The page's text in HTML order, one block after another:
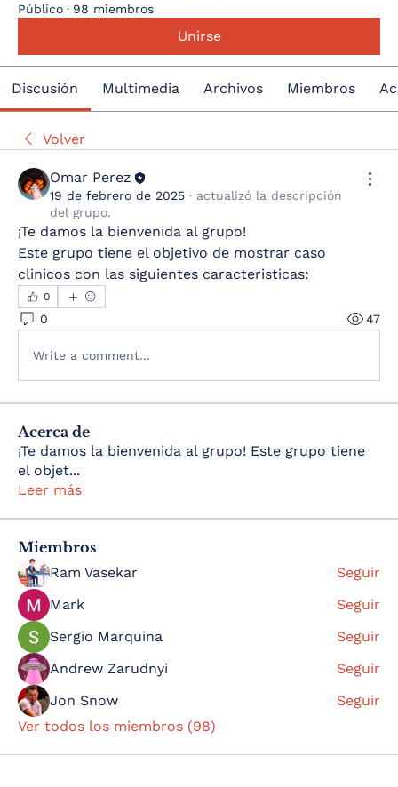
Público · 98 miembros
Unirse
Discusión Multimedia Archivos Miembros
Volver
Omar Perez
19 de febrero de 2025 · actualizó la descripción
del grupo.
¡Te damos la bienvenida al grupo!
Este grupo tiene el objetivo de mostrar caso
clinicos con las siguientes caracteristicas:
0
0 47
Write a comment...
Acerca de
¡Te damos la bienvenida al grupo! Este grupo tiene
el objet...
Leer más
Miembros
Ram Vasekar
Seguir
Mark
Seguir
Sergio Marquina
Seguir
Andrew Zarudnyi
Seguir
Jon Snow
Seguir
Ver todos los miembros (98)